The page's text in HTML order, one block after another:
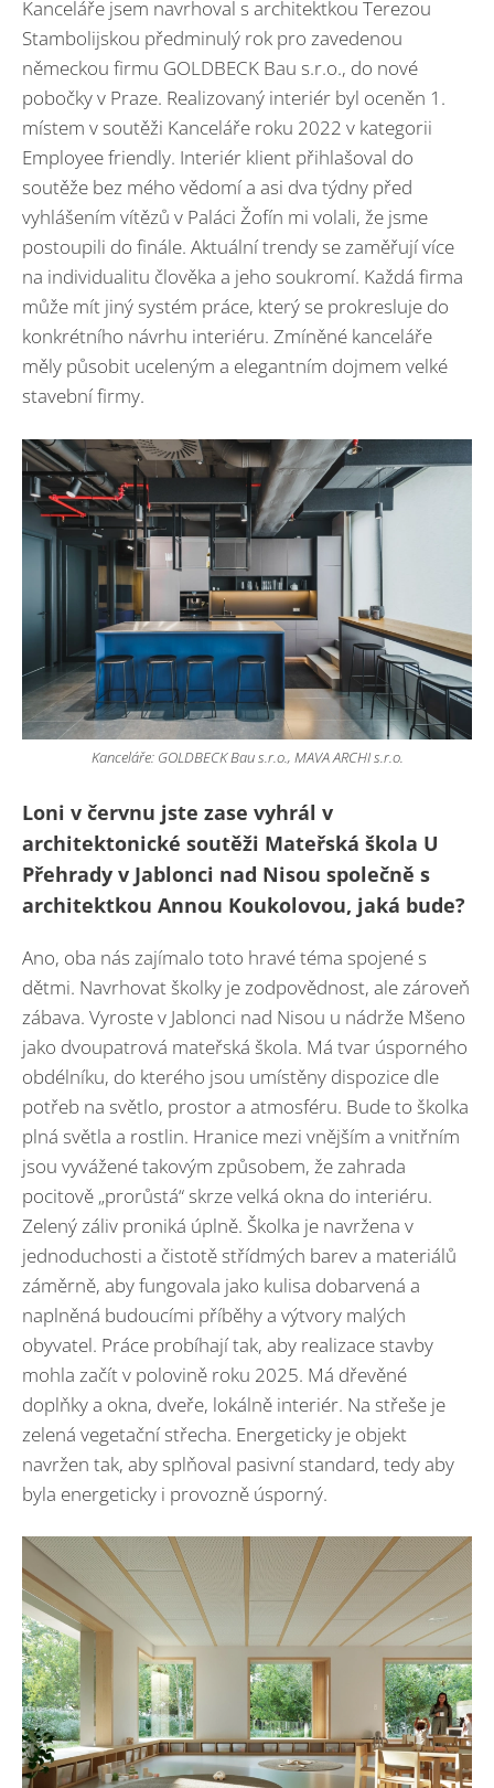
Kanceláře jsem navrhoval s architektkou Terezou
Stambolijskou předminulý rok pro zavedenou
německou firmu GOLDBECK Bau s.r.o., do nové
pobočky v Praze. Realizovaný interiér byl oceněn 1.
místem v soutěži Kanceláře roku 2022 v kategorii
Employee friendly. Interiér klient přihlašoval do
soutěže bez mého vědomí a asi dva týdny před
vyhlášením vítězů v Paláci Žofín mi volali, že jsme
postoupili do finále. Aktuální trendy se zaměřují více
na individualitu člověka a jeho soukromí. Každá firma
může mít jiný systém práce, který se prokresluje do
konkrétního návrhu interiéru. Zmíněné kanceláře
měly působit uceleným a elegantním dojmem velké
stavební firmy.
Kanceláře: GOLDBECK Bau s.r.o., MAVA ARCHI s.r.o.
Loni v červnu jste zase vyhrál v
architektonické soutěži Mateřská škola U
Přehrady v Jablonci nad Nisou společně s
architektkou Annou Koukolovou, jaká bude?
Ano, oba nás zajímalo toto hravé téma spojené s
dětmi. Navrhovat školky je zodpovědnost, ale zároveň
zábava. Vyroste v Jablonci nad Nisou u nádrže Mšeno
jako dvoupatrová mateřská škola. Má tvar úsporného
obdélníku, do kterého jsou umístěny dispozice dle
potřeb na světlo, prostor a atmosféru. Bude to školka
plná světla a rostlin. Hranice mezi vnějším a vnitřním
jsou vyvážené takovým způsobem, že zahrada
pocitově „prorůstá“ skrze velká okna do interiéru.
Zelený záliv proniká úplně. Školka je navržena v
jednoduchosti a čistotě střídmých barev a materiálů
záměrně, aby fungovala jako kulisa dobarvená a
naplněná budoucími příběhy a výtvory malých
obyvatel. Práce probíhají tak, aby realizace stavby
mohla začít v polovině roku 2025. Má dřevěné
doplňky a okna, dveře, lokálně interiér. Na střeše je
zelená vegetační střecha. Energeticky je objekt
navržen tak, aby splňoval pasivní standard, tedy aby
byla energeticky i provozně úsporný.